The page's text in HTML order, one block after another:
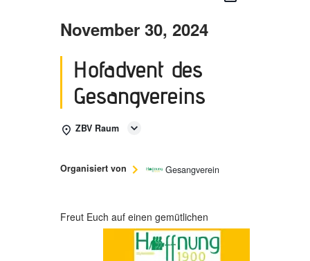
November 30, 2024
Hofadvent des
Gesangvereins
ZBV Raum
Organisiert von Gesangverein
Freut Euch auf einen gemütlichen